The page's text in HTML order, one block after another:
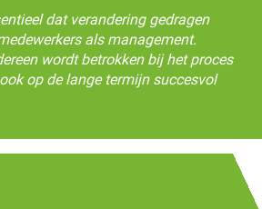
dat verandering gedragen
als management.
wordt betrokken bij het proces
op de lange termijn succesvol